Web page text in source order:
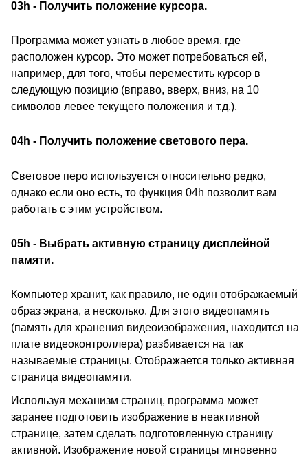
03h - Получить положение курсора.
Программа может узнать в любое время, где
расположен курсор. Это может потребоваться ей,
например, для того, чтобы переместить курсор в
следующую позицию (вправо, вверх, вниз, на 10
символов левее текущего положения и т.д.).
04h - Получить положение светового пера.
Световое перо используется относительно редко,
однако если оно есть, то функция 04h позволит вам
работать с этим устройством.
05h - Выбрать активную страницу дисплейной
памяти.
Компьютер хранит, как правило, не один отображаемый
образ экрана, а несколько. Для этого видеопамять
(память для хранения видеоизображения, находится на
плате видеоконтроллера) разбивается на так
называемые страницы. Отображается только активная
страница видеопамяти.
Используя механизм страниц, программа может
заранее подготовить изображение в неактивной
странице, затем сделать подготовленную страницу
активной. Изображение новой страницы мгновенно